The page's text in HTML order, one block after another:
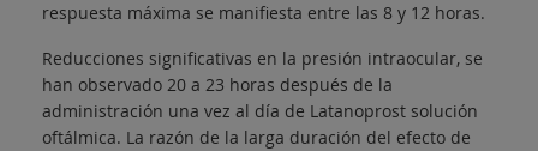
respuesta máxima se manifiesta entre las 8 y 12 horas.
Reducciones significativas en la presión intraocular, se
han observado 20 a 23 horas después de la
administración una vez al día de Latanoprost solución
oftálmica. La razón de la larga duración del efecto de